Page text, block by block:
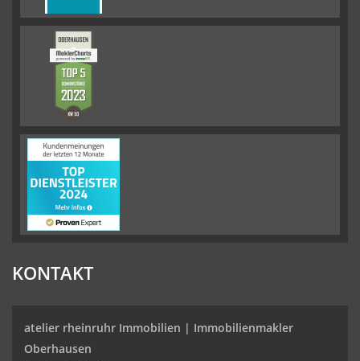
KONTAKT
atelier rheinruhr Immobilien | Immobilienmakler
Oberhausen